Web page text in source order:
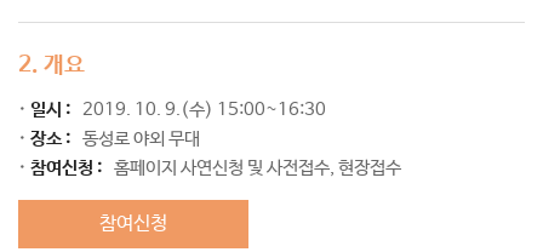
2. 개요
일시 :
2019. 10. 9.(수) 15:00~16:30
장소 :
동성로 야외 무대
참여신청 :
홈페이지 사연신청 및 사전접수, 현장접수
참여신청